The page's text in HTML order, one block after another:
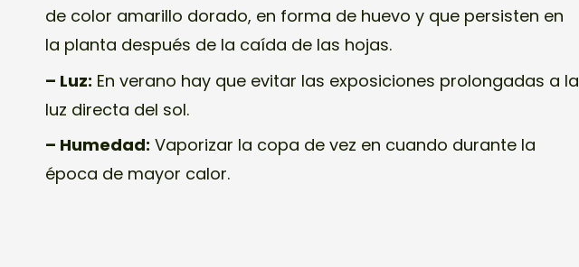
de color amarillo dorado, en forma de huevo y que persisten en
la planta después de la caída de las hojas.
– Luz: En verano hay que evitar las exposiciones prolongadas a la
luz directa del sol.
– Humedad: Vaporizar la copa de vez en cuando durante la
época de mayor calor.